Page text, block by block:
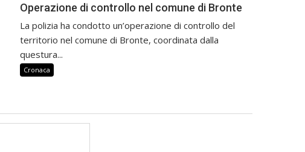
Operazione di controllo nel comune di Bronte
La polizia ha condotto un’operazione di controllo del
territorio nel comune di Bronte, coordinata dalla
questura...
Cronaca